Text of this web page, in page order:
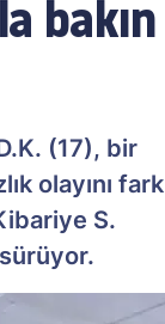
bakın
(17), bir
olayını fark
S.